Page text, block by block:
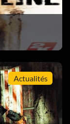
Actualités